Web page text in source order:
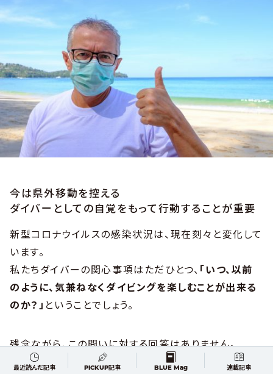
今は県外移動を控える
ダイバーとしての自覚をもって行動することが重要
新型コロナウイルスの感染状況は、現在刻々と変化して
います。
私たちダイバーの関心事項はただひとつ、 「いつ、以前
のように、気兼ねなくダイビングを楽しむことが出来る
のか？」 ということでしょう。
残念ながら、この問いに対する回答はありません。
人々がウイルスに対する集団免疫を得る、効果のある治
最近読んだ記事 PICKUP記事 BLUE Mag 連載記事